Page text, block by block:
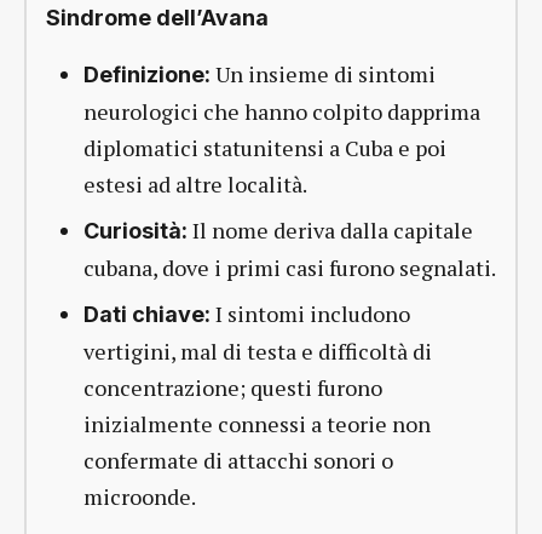
Sindrome dell’Avana
Definizione: Un insieme di sintomi
neurologici che hanno colpito dapprima
diplomatici statunitensi a Cuba e poi
estesi ad altre località.
Curiosità: Il nome deriva dalla capitale
cubana, dove i primi casi furono segnalati.
Dati chiave: I sintomi includono
vertigini, mal di testa e difficoltà di
concentrazione; questi furono
inizialmente connessi a teorie non
confermate di attacchi sonori o
microonde.